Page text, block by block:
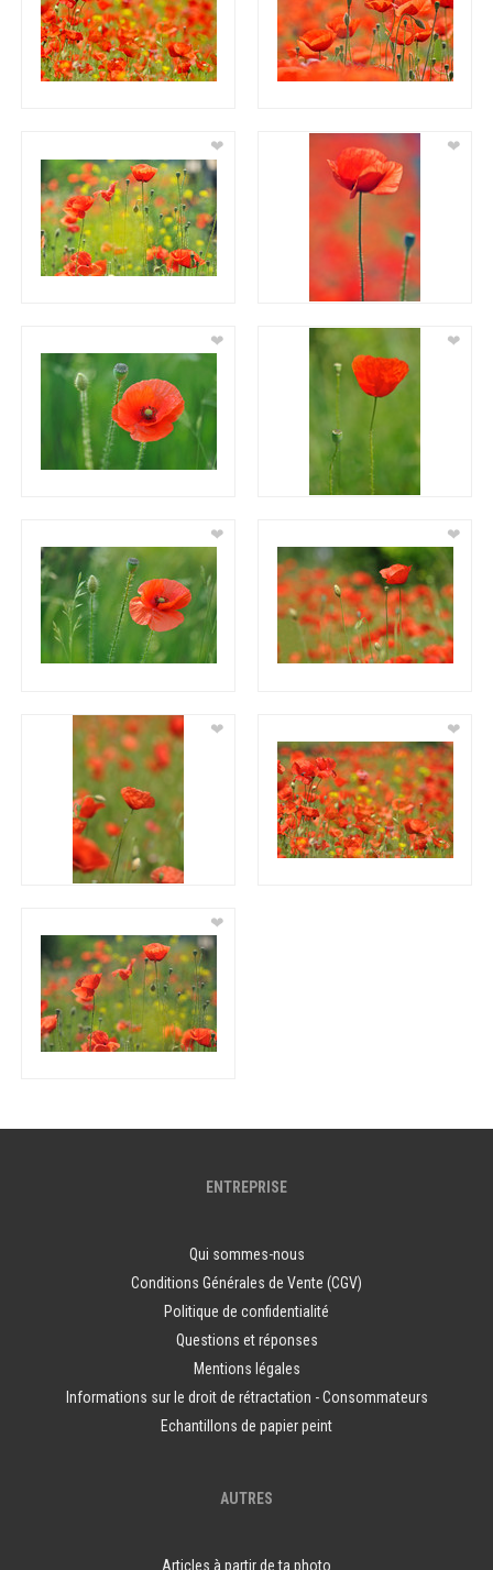
❤ ❤
❤ ❤
❤ ❤
❤ ❤
❤
ENTREPRISE
Qui sommes-nous
Conditions Générales de Vente (CGV)
Politique de confidentialité
Questions et réponses
Mentions légales
Informations sur le droit de rétractation - Consommateurs
Echantillons de papier peint
AUTRES
Articles à partir de ta photo